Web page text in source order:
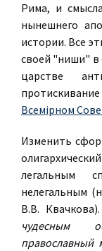
Рима, и
нынешнего
истории. Все
своей "ниши" в
царстве
Всемiрном
Изменить
легальным
нелегальным
В.В. Квачкова).
чудесным
православный